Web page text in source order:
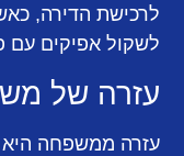
לרכישת הדירה,
לשקול אפיקים עם
עזרה של
עזרה ממשפחה היא